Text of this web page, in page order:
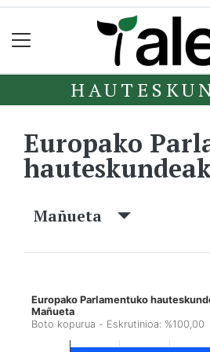
Europako
Mañueta
Europako Parlamentuko
Mañueta
Boto kopurua - Eskrutinioa: %100,00